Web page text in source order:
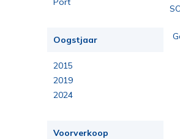
Oogstjaar
2015
2019
2024
Voorverkoop